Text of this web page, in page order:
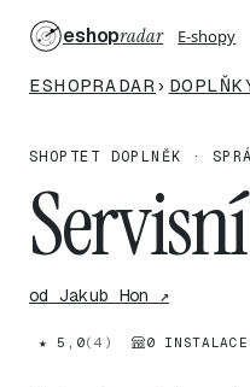
eshopradar E-shopy
ESHOPRADAR ›
SHOPTET DOPLNĚK ·
od Jakub Hon ↗
★ 5,0(4) 0 INSTALACE